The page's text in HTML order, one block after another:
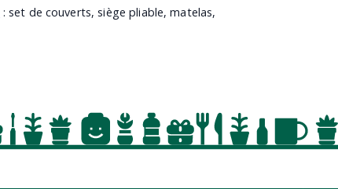
: set de couverts, siège pliable, matelas,